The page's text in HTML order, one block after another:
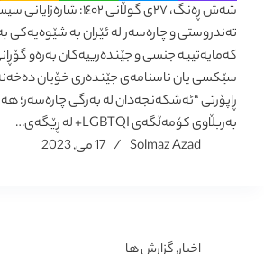
شەش ڕەنگ، ٢٧ی گوڵانی ١٤٠٢:
تەندروستی و چارەسەر لە ئێران بە شێوەیەکی
کەمایەتییە جنسی و جێندەرییەکان بەرەو
سێکسی یان ناسنامەی جێندەری خۆیان
ڕاپۆرتی “ئەشکەنجەدان لە بەرگی چارەسەر؛
بەربڵاوی کۆمەڵگەی LGBTQI+ لە ڕێگەی…
Solmaz Azad
17 می, 2023